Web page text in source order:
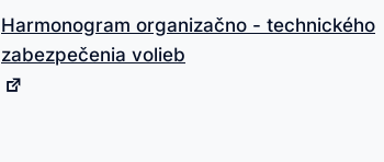
Harmonogram organizačno - technického
zabezpečenia volieb